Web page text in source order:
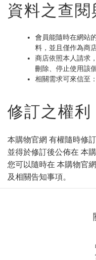
資料之查閱
會員能隨時在網站
料，並且僅作為商
商店依照本人請求
刪除、停止使用該
相關需求可來信至：
修訂之權利
本購物官網 有權隨時修
並得於修訂後公佈在 本
您可以隨時在 本購物官
及相關告知事項。